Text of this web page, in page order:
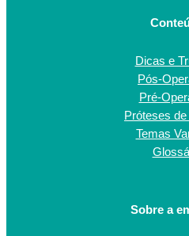
Dicas e
Pós-
Pré-
Próteses
Temas
Sobre a